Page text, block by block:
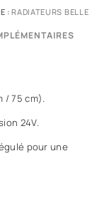
:RADIATEURS BELLE
/ 75 cm).
24V.
pour une